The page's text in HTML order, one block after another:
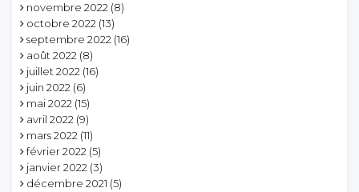
novembre 2022 (8)
octobre 2022 (13)
septembre 2022 (16)
août 2022 (8)
juillet 2022 (16)
juin 2022 (6)
mai 2022 (15)
avril 2022 (9)
mars 2022 (11)
février 2022 (5)
janvier 2022 (3)
décembre 2021 (5)